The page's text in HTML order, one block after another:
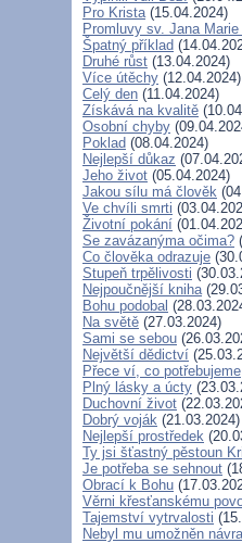
Pro Krista(15.04.2024)
Promluvy sv. Jana
Špatný příklad
Druhé růst (13.04.2024)
Více útěchy (12.04.2024)
Celý den (11.04.2024)
Získává na kvalitě
Osobní chyby
Poklad (08.04.2024)
Nejlepší důkaz
Jeho život (05.04.2024)
Jakou sílu má člověk
Ve chvíli smrti
Životní pokání
Se zavázanýma očima?
Co člověka odrazuje
Stupeň trpělivosti
Nejpoučnější kniha
Bohu podobal
Na světě (27.03.2024)
Sami se sebou
Největší dědictví
Přece ví, co potřebujeme
Plný lásky a úcty
Duchovní život
Dobrý voják (21.03.2024)
Nejlepší prostředek
Ty jsi šťastný pěstoun
Je potřeba se sehnout
Obrací k Bohu
Věrni křesťanskému
Tajemství vytrvalosti
Nebyl mu umožněn